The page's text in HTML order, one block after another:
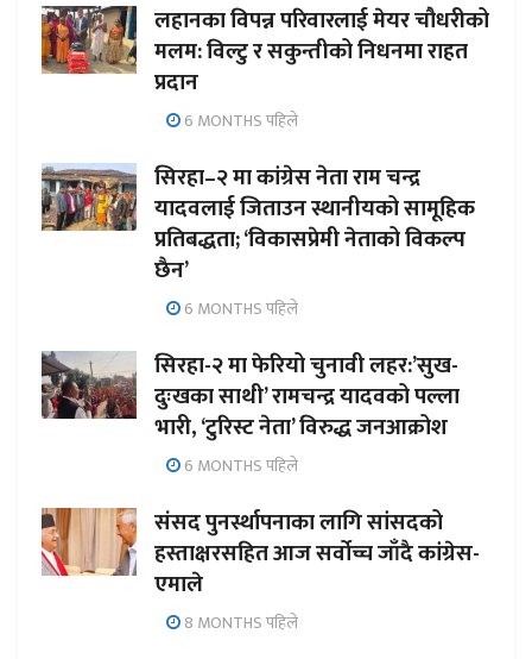
लहानका विपन्न परिवारलाई मेयर चौधरीको
मलम: विल्टु र सकुन्तीको निधनमा राहत
प्रदान
6 MONTHS पहिले
सिरहा–२ मा कांग्रेस नेता राम चन्द्र
यादवलाई जिताउन स्थानीयको सामूहिक
प्रतिबद्धता; ‘विकासप्रेमी नेताको विकल्प
छैन’
6 MONTHS पहिले
सिरहा-२ मा फेरियो चुनावी लहर:’सुख-
दुःखका साथी’ रामचन्द्र यादवको पल्ला
भारी, ‘टुरिस्ट नेता’ विरुद्ध जनआक्रोश
6 MONTHS पहिले
संसद पुनर्स्थापनाका लागि सांसदको
हस्ताक्षरसहित आज सर्वोच्च जाँदै कांग्रेस-
एमाले
8 MONTHS पहिले